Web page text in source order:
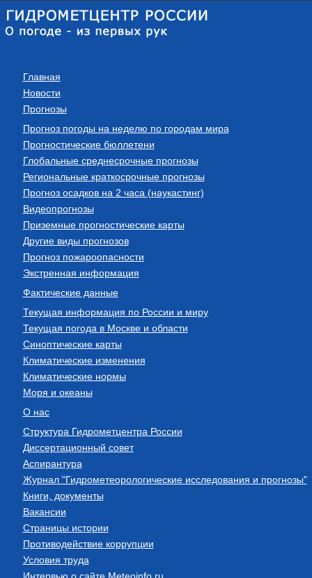
Главная
Новости
Прогнозы
Прогноз погоды на неделю по городам мира
Прогностические бюллетени
Глобальные среднесрочные прогнозы
Региональные краткосрочные прогнозы
Прогноз осадков на 2 часа (наукастинг)
Видеопрогнозы
Приземные прогностические карты
Другие виды прогнозов
Прогноз пожароопасности
Экстренная информация
Фактические данные
Текущая информация по России и миру
Текущая погода в Москве и области
Синоптические карты
Климатические изменения
Климатические нормы
Моря и океаны
О нас
Структура Гидрометцентра России
Диссертационный совет
Аспирантура
Журнал "Гидрометеорологические исследования и прогнозы"
Книги, документы
Вакансии
Страницы истории
Противодействие коррупции
Условия труда